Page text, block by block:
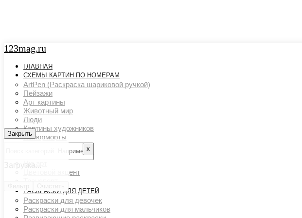
123mag.ru
ГЛАВНАЯ
СХЕМЫ КАРТИН ПО НОМЕРАМ
ArtPen (Раскраска шариковой ручкой)
Пейзажи
Арт картины
Животный мир
Люди
Картины художников
Натюрморты
Страны и города
Ню арт
Цветовой акцент
РАСКРАСКИ ДЛЯ ДЕТЕЙ
Раскраски для девочек
Раскраски для мальчиков
Закрыть
Закрыть
х
Загрузка...